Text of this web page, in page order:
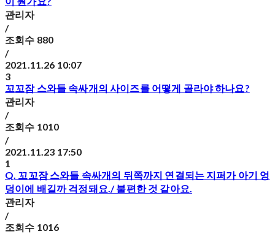
관리자
/
조회수 880
/
2021.11.26 10:07
3
꼬꼬잠 스와들 속싸개의 사이즈를 어떻게 골라야 하나요?
관리자
/
조회수 1010
/
2021.11.23 17:50
1
Q. 꼬꼬잠 스와들 속싸개의 뒤쪽까지 연결되는 지퍼가 아기 엉
덩이에 배길까 걱정돼요./ 불편한 것 같아요.
관리자
/
조회수 1016